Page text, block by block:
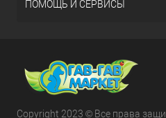
ПОМОЩЬ И СЕРВИСЫ
Copyright 2023 © Все права